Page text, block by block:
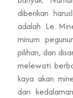
diberikan
adalah Le
minum
pilihan, dan
melewati
kaya akan
dari